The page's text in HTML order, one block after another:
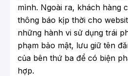
mình. Ngoài ra, khách hàng
thông báo kịp thời cho
những hành vi sử dụng trái
phạm bảo mật, lưu giữ tên
của bên thứ ba để có biện
hợp.